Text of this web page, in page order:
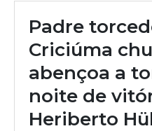
Padre
Criciúma
abençoa a
noite de
Heriberto